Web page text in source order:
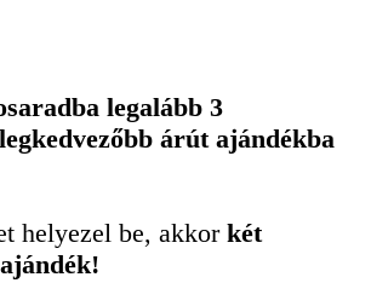
legalább 3
árút ajándékba
helyezel be, akkor két